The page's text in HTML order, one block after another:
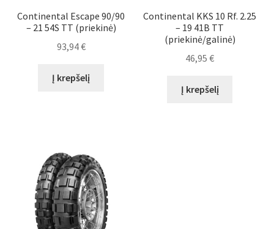
Continental Escape 90/90
– 21 54S TT (priekinė)
93,94€
Į krepšelį
Continental KKS 10 Rf. 2.25
– 19 41B TT
(priekinė/galinė)
46,95€
Į krepšelį